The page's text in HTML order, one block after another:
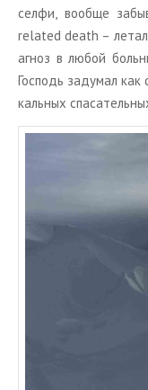
селфи, во­об­ще
related death –
а­гноз в любой
Гос­подь за­ду­мал
каль­ных